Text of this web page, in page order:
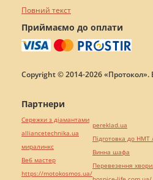
Повний текст
Приймаємо до оплати
Copyright © 2014-2026 «Протокол».
Партнери
Сережки з діамантами
alliancetechnika.ua
миралинкс
Веб мастер
https://motokosmos.ua/
pereklad.ua
Підготовка до
Винна шафа
Перевезення